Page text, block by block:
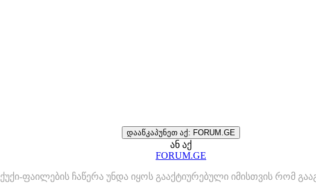
დააწკაპუნეთ აქ: FORUM.GE
ან აქ
FORUM.GE
ქუქი-ფაილების ჩაწერა უნდა იყოს გააქტიურებული იმისთვის რომ